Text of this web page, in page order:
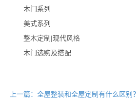
木门系列
美式系列
整木定制|现代风格
木门选购及搭配
上一篇：全屋整装和全屋定制有什么区别？